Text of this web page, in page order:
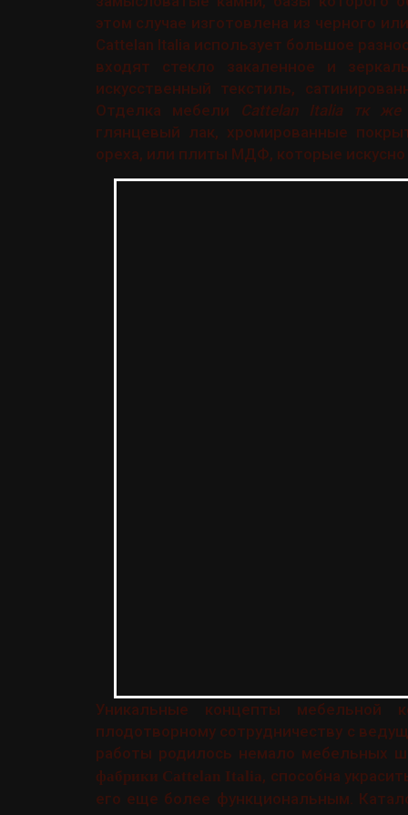
этом случае изготовлена из черного
Cattelan Italia использует большое
входят стекло закаленное и
искусственный текстиль,
Отделка мебели
Cattelan Italia тк же
глянцевый лак, хромированные
ореха, или плиты МДФ, которые искусно
Уникальные концепты мебельной
плодотворному сотрудничеству с
работы родилось немало мебельных
фабрики Cattelan Italia, способна
его еще более функциональным.